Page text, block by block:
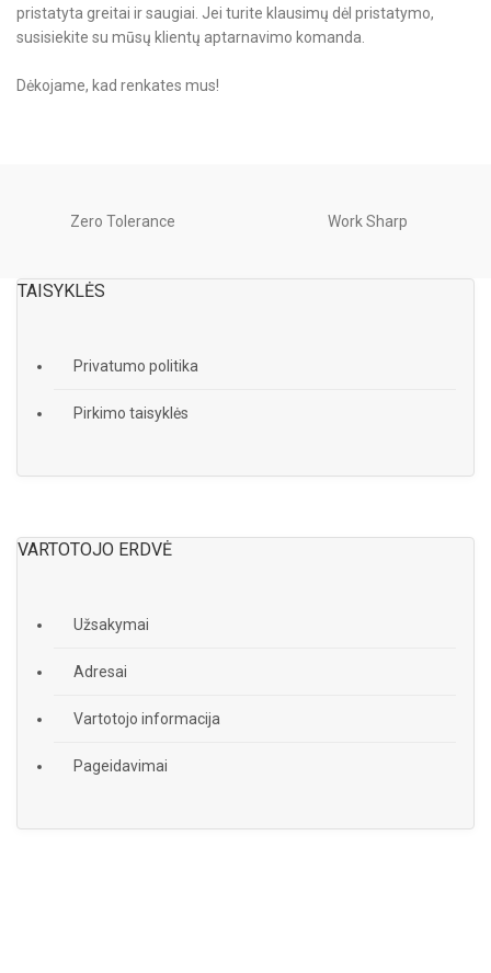
pristatyta greitai ir saugiai. Jei turite klausimų dėl pristatymo,
susisiekite su mūsų klientų aptarnavimo komanda.
Dėkojame, kad renkates mus!
Zero Tolerance Work Sharp
TAISYKLĖS
Privatumo politika
Pirkimo taisyklės
VARTOTOJO ERDVĖ
Užsakymai
Adresai
Vartotojo informacija
Pageidavimai